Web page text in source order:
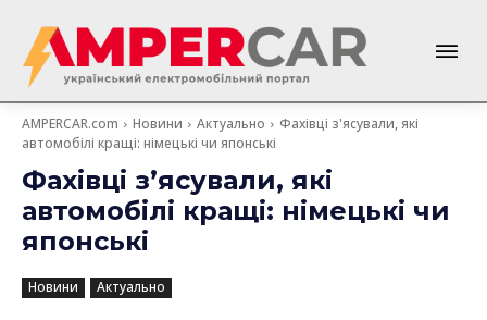
AMPERCAR.com Новини Актуально
Фахівці з'ясували, які
автомобілі кращі: німецькі чи японські
Фахівці з’ясували, які
автомобілі кращі: німецькі чи
японські
Новини Актуально